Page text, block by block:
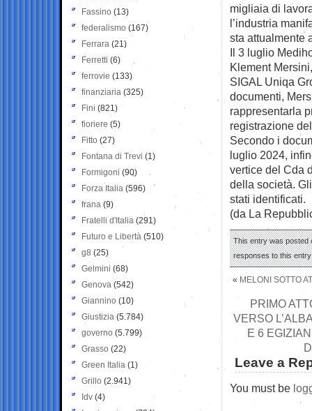
migliaia di
l’industria
sta attualmente
Il 3 luglio
Klement
SIGAL Uniqa
documenti,
rappresentarla
registrazione
Secondo i
luglio 2024,
vertice del Cda
della società.
stati identificati.
(da La
This entry was posted
responses to this
« MELONI SOTTO
PRIMO
VERSO
E 6
Leave a
You must be
Fassino (13)
federalismo (167)
Ferrara (21)
Ferretti (6)
ferrovie (133)
finanziaria (325)
Fini (821)
fioriere (5)
Fitto (27)
Fontana di Trevi (1)
Formigoni (90)
Forza Italia (596)
frana (9)
Fratelli d'Italia (291)
Futuro e Libertà (510)
g8 (25)
Gelmini (68)
Genova (542)
Giannino (10)
Giustizia (5.784)
governo (5.799)
Grasso (22)
Green Italia (1)
Grillo (2.941)
Idv (4)